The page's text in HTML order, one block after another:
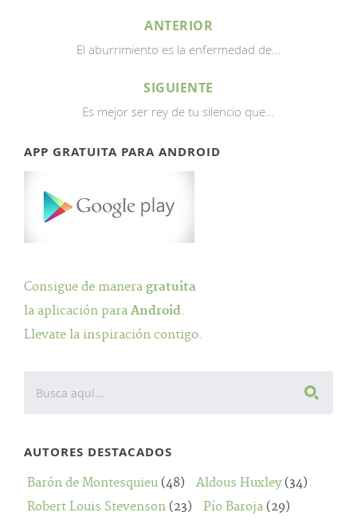
ANTERIOR
El aburrimiento es la enfermedad de...
SIGUIENTE
Es mejor ser rey de tu silencio que...
APP GRATUITA PARA ANDROID
Consigue de manera gratuita
la aplicación para Android.
Llevate la inspiración contigo.
AUTORES DESTACADOS
Barón de Montesquieu (48) Aldous Huxley(34)
Robert Louis Stevenson (23) Pío Baroja (29)